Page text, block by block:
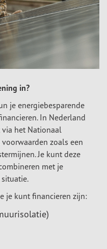
in?
je energiebesparende
In Nederland
het Nationaal
zoals een
Je kunt deze
met je
je kunt financieren zijn: